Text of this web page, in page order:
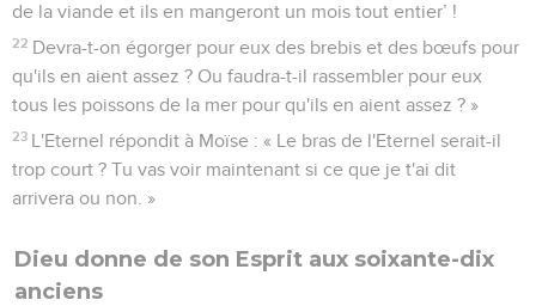
de la viande et ils en mangeront un mois tout entier’ !
22 Devra-t-on égorger pour eux des brebis et des bœufs pour
qu'ils en aient assez ? Ou faudra-t-il rassembler pour eux
tous les poissons de la mer pour qu'ils en aient assez ? »
23 L'Eternel répondit à Moïse : « Le bras de l'Eternel serait-il
trop court ? Tu vas voir maintenant si ce que je t'ai dit
arrivera ou non. »
Dieu donne de son Esprit aux soixante-dix
anciens